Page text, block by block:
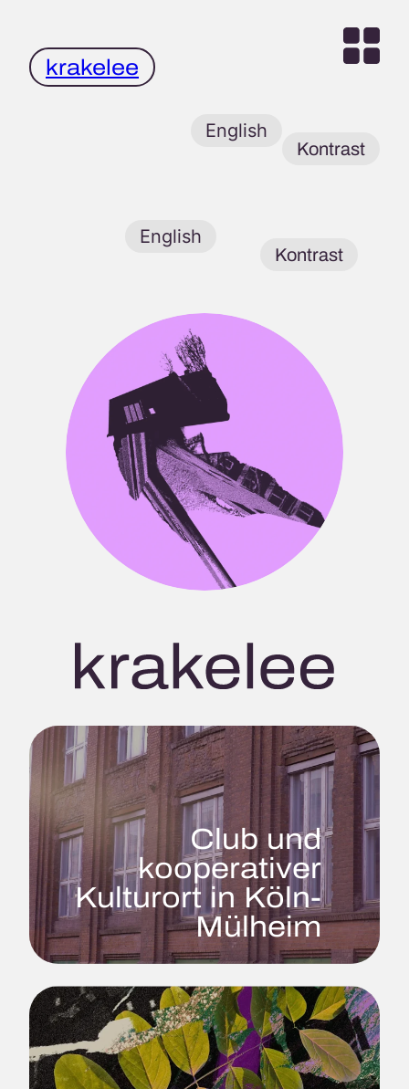
springenkrakelee
English
Kontrast
English
Kontrast
Club und
kooperativer
Kulturort in Köln-
Mülheim